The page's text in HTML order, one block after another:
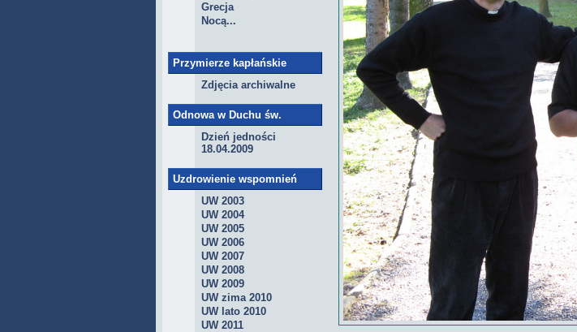
Grecja
Nocą...
Przymierze kapłańskie
Zdjęcia archiwalne
Odnowa w Duchu św.
Dzień jedności
18.04.2009
Uzdrowienie wspomnień
UW 2003
UW 2004
UW 2005
UW 2006
UW 2007
UW 2008
UW 2009
UW zima 2010
UW lato 2010
UW 2011